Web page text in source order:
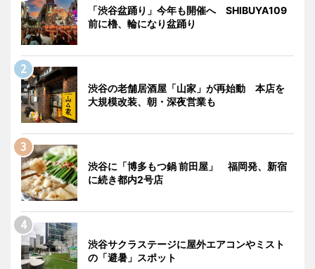
「渋谷盆踊り」今年も開催へ SHIBUYA109
前に櫓、輪になり盆踊り
渋谷の老舗居酒屋「山家」が再始動 本店を
大規模改装、朝・深夜営業も
渋谷に「博多もつ鍋 前田屋」 福岡発、新宿
に続き都内2号店
渋谷サクラステージに屋外エアコンやミスト
の「避暑」スポット